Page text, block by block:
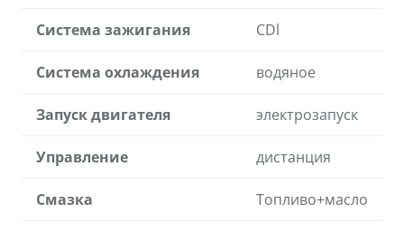
Система зажигания CDl
Система охлаждения водяное
Запуск двигателя электрозапуск
Управление дистанция
Смазка Топливо+масло